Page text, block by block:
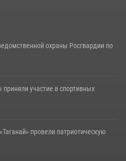
охраны Росгвардии по
участие в спортивных
провели патриотическую